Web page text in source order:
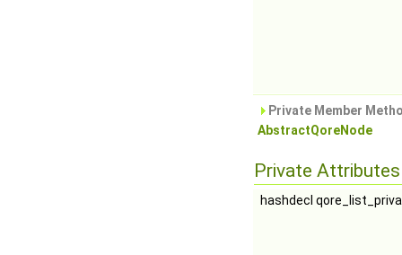
Private Member
AbstractQoreNode
Private Attributes
hashdecl